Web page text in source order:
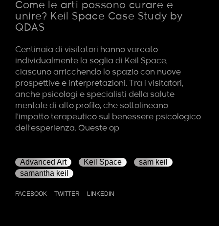
Come le arti possono curare e
unire? Keil Space Case Study by
QDAS
Centinaia di visitatori hanno varcato
individualmente la soglia di Keil Space,
ciascuno arricchendo lo spazio con nuove
prospettive e interpretazioni. Tra i visitatori,
anche psicologi e specialisti della salute
mentale di alto profilo, che sottolineano
l’impatto terapeutico sul benessere psicologico
dell’esperienza. Queste op
Advanced Art Keil Space
sam keil
samantha keil
FACEBOOK TWITTER LINKEDIN